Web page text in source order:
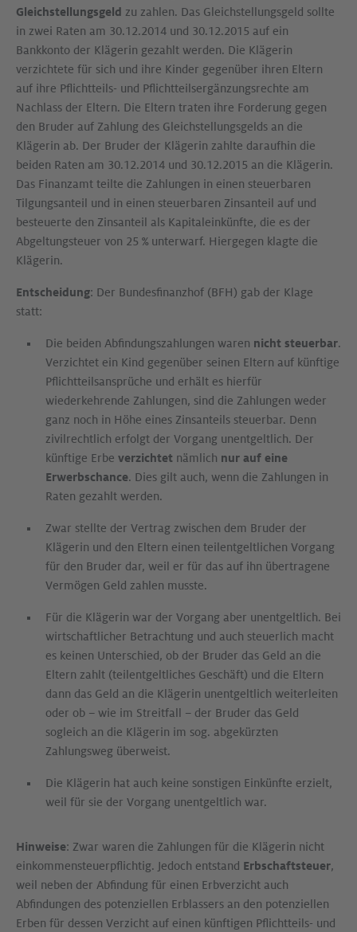
Gleichstellungsgeld zu zahlen. Das Gleichstellungsgeld sollte
in zwei Raten am 30.12.2014 und 30.12.2015 auf ein
Bankkonto der Klägerin gezahlt werden. Die Klägerin
verzichtete für sich und ihre Kinder gegenüber ihren Eltern
auf ihre Pflichtteils- und Pflichtteilsergänzungsrechte am
Nachlass der Eltern. Die Eltern traten ihre Forderung gegen
den Bruder auf Zahlung des Gleichstellungsgelds an die
Klägerin ab. Der Bruder der Klägerin zahlte daraufhin die
beiden Raten am 30.12.2014 und 30.12.2015 an die Klägerin.
Das Finanzamt teilte die Zahlungen in einen steuerbaren
Tilgungsanteil und in einen steuerbaren Zinsanteil auf und
besteuerte den Zinsanteil als Kapitaleinkünfte, die es der
Abgeltungsteuer von 25 % unterwarf. Hiergegen klagte die
Klägerin.
Entscheidung: Der Bundesfinanzhof (BFH) gab der Klage
statt:
Die beiden Abfindungszahlungen waren nicht steuerbar.
Verzichtet ein Kind gegenüber seinen Eltern auf künftige
Pflichtteilsansprüche und erhält es hierfür
wiederkehrende Zahlungen, sind die Zahlungen weder
ganz noch in Höhe eines Zinsanteils steuerbar. Denn
zivilrechtlich erfolgt der Vorgang unentgeltlich. Der
künftige Erbe verzichtet nämlich nur auf eine
Erwerbschance. Dies gilt auch, wenn die Zahlungen in
Raten gezahlt werden.
Zwar stellte der Vertrag zwischen dem Bruder der
Klägerin und den Eltern einen teilentgeltlichen Vorgang
für den Bruder dar, weil er für das auf ihn übertragene
Vermögen Geld zahlen musste.
Für die Klägerin war der Vorgang aber unentgeltlich. Bei
wirtschaftlicher Betrachtung und auch steuerlich macht
es keinen Unterschied, ob der Bruder das Geld an die
Eltern zahlt (teilentgeltliches Geschäft) und die Eltern
dann das Geld an die Klägerin unentgeltlich weiterleiten
oder ob – wie im Streitfall – der Bruder das Geld
sogleich an die Klägerin im sog. abgekürzten
Zahlungsweg überweist.
Die Klägerin hat auch keine sonstigen Einkünfte erzielt,
weil für sie der Vorgang unentgeltlich war.
Hinweise: Zwar waren die Zahlungen für die Klägerin nicht
einkommensteuerpflichtig. Jedoch entstand Erbschaftsteuer,
weil neben der Abfindung für einen Erbverzicht auch
Abfindungen des potenziellen Erblassers an den potenziellen
Erben für dessen Verzicht auf einen künftigen Pflichtteils- und